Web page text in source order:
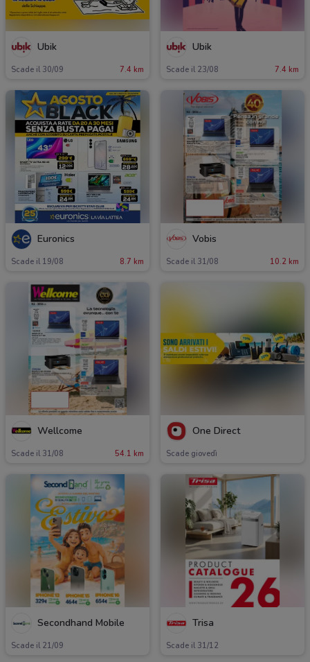
Ubik
Scade il 30/09 7.4 km
Ubik
Scade il 23/08 7.4 km
Euronics
Scade il 19/08 8.7 km
Vobis
Scade il 31/08 10.2 km
Wellcome
Scade il 31/08 54.1 km
One Direct
Scade giovedì
Secondhand Mobile
Scade il 21/09
Trisa
Scade il 31/12